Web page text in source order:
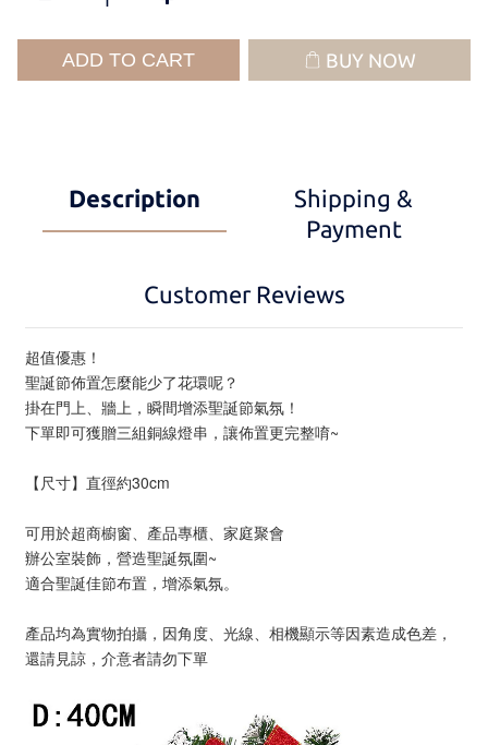
ADD TO CART BUY NOW
Description
Shipping &
Payment
Customer Reviews
超值優惠！
聖誕節佈置怎麼能少了花環呢？
掛在門上、牆上，瞬間增添聖誕節氣氛！
下單即可獲贈三組銅線燈串，讓佈置更完整唷~
【尺寸】直徑約30cm
可用於超商櫥窗、產品專櫃、家庭聚會
辦公室裝飾，營造聖誕氛圍~
適合聖誕佳節布置，增添氣氛。
產品均為實物拍攝，因角度、光線、相機顯示等因素造成色差，
還請見諒，介意者請勿下單